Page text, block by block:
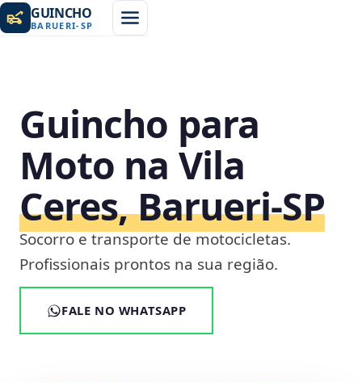
GUINCHO
BARUERI-SP
Guincho para
Moto na Vila
Ceres, Barueri‑SP
Socorro e transporte de motocicletas.
Profissionais prontos na sua região.
FALE NO WHATSAPP